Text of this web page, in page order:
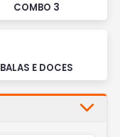
COMBO 3
BALAS E DOCES